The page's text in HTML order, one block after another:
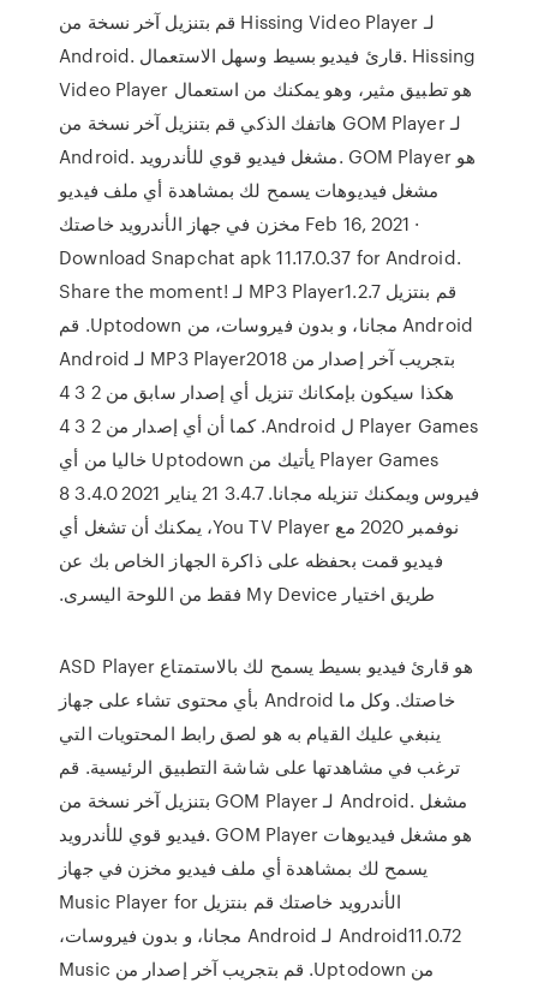
قم بتنزيل آخر نسخة من Hissing Video Player لـ
Android. قارئ فيديو بسيط وسهل الاستعمال. Hissing
Video Player هو تطبيق مثير، وهو يمكنك من استعمال
هاتفك الذكي قم بتنزيل آخر نسخة من GOM Player لـ
Android. مشغل فيديو قوي للأندرويد. GOM Player هو
مشغل فيديوهات يسمح لك بمشاهدة أي ملف فيديو
مخزن في جهاز الأندرويد خاصتك Feb 16, 2021 ·
Download Snapchat apk 11.17.0.37 for Android.
Share the moment! ‫قم بنتزيل MP3 Player1.2.7 لـ
Android مجانا، و بدون فيروسات، من Uptodown. قم
بتجريب آخر إصدار من MP3 Player2018 لـ Android
هكذا سيكون بإمكانك تنزيل أي إصدار سابق من 2 3 4
Player Games ل Android. كما أن أي إصدار من 2 3 4
Player Games يأتيك من Uptodown خاليا من أي
فيروس ويمكنك تنزيله مجانا. 3.4.7 21 يناير 2021 3.4.0 8
نوفمبر 2020 مع You TV Player، يمكنك أن تشغل أي
فيديو قمت بحفظه على ذاكرة الجهاز الخاص بك عن
طريق اختيار My Device فقط من اللوحة اليسرى.
ASD Player هو قارئ فيديو بسيط يسمح لك بالاستمتاع
بأي محتوى تشاء على جهاز Android خاصتك. وكل ما
ينبغي عليك القيام به هو لصق رابط المحتويات التي
ترغب في مشاهدتها على شاشة التطبيق الرئيسية. قم
بتنزيل آخر نسخة من GOM Player لـ Android. مشغل
فيديو قوي للأندرويد. GOM Player هو مشغل فيديوهات
يسمح لك بمشاهدة أي ملف فيديو مخزن في جهاز
الأندرويد خاصتك ‫قم بنتزيل Music Player for
Android11.0.72 لـ Android مجانا، و بدون فيروسات،
من Uptodown. قم بتجريب آخر إصدار من Music